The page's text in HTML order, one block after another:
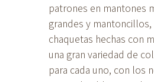
patrones en mantones
grandes y
chaquetas hechas con
una gran variedad de
para cada uno, con los